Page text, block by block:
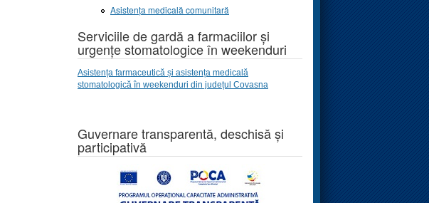
Asistența medicală comunitară
Serviciile de gardă a farmaciilor și
urgențe stomatologice în weekenduri
Asistența farmaceutică și asistența medicală
stomatologică în weekenduri din județul Covasna
Guvernare transparentă, deschisă și
participativă